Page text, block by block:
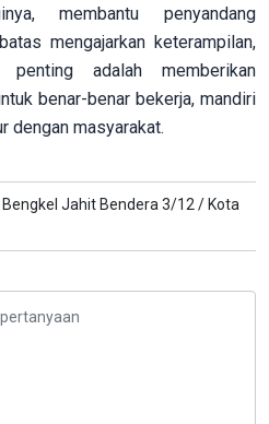
membantu penyandang
mengajarkan keterampilan,
adalah memberikan
benar-benar bekerja, mandiri
dengan masyarakat.
Bengkel Jahit Bendera 3/12 /Kota